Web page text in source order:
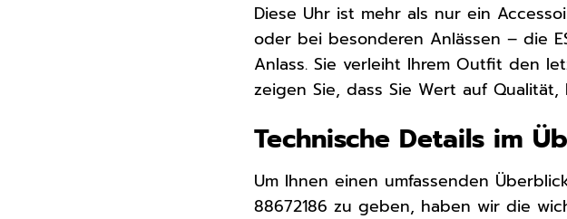
Diese Uhr ist mehr als nur ein
oder bei besonderen Anlässen – die
Anlass. Sie verleiht Ihrem Outfit den
zeigen Sie, dass Sie Wert auf
Technische Details im
Um Ihnen einen umfassenden
88672186 zu geben, haben wir die